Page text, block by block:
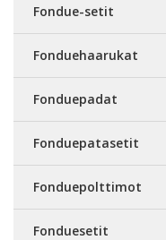
Fondue-setit
Fonduehaarukat
Fonduepadat
Fonduepatasetit
Fonduepolttimot
Fonduesetit